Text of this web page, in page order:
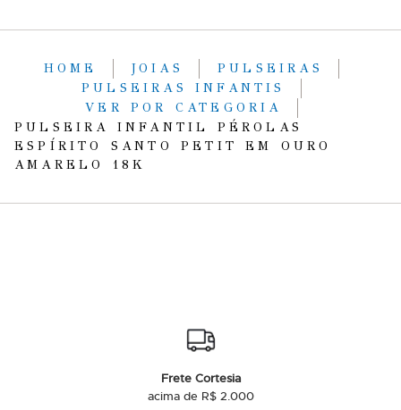
HOME JOIAS
PULSEIRAS
PULSEIRAS INFANTIS
VER POR CATEGORIA
PULSEIRA INFANTIL PÉROLAS
ESPÍRITO SANTO PETIT EM OURO
AMARELO 18K
Frete Cortesia
acima de R$ 2.000